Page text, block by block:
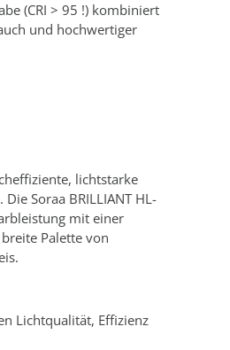
(CRI > 95 !) kombiniert
und hochwertiger
lichtstarke
Soraa BRILLIANT HL-
mit einer
Palette von
Lichtqualität, Effizienz